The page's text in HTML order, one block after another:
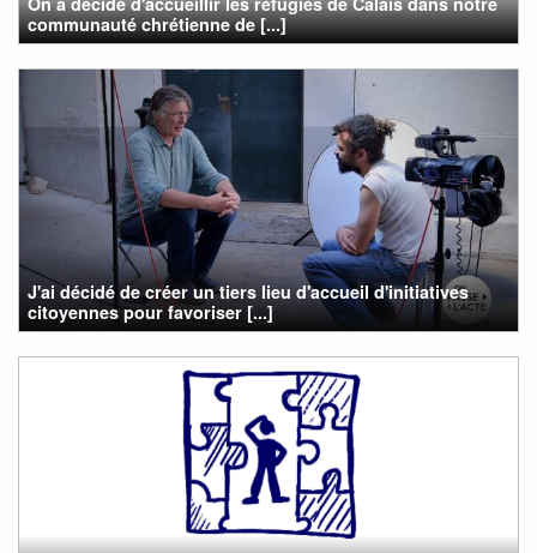
communauté chrétienne de [...]
J'ai décidé de créer un tiers lieu d'accueil d'initiatives
citoyennes pour favoriser [...]